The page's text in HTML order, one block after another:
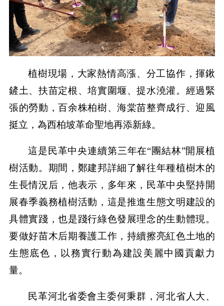
植樹現場，大家熱情高漲、分工協作，揮鍬
鏟土、扶苗定根、培實圍堰、提水澆灌。經過緊
張的勞動，百余株柏樹、海棠苗整齊成行、迎風
挺立，為西柏坡革命聖地再添新綠。
這是民革中央連續第三年在“團結林”開展植
樹活動。期間，鄭建邦詳細了解往年種植樹木的
生長情況后，他表示，多年來，民革中央堅持開
展春季義務植樹活動，這是推進生態文明建設的
具體實踐，也是踐行綠色發展理念的生動體現。
要做好苗木后期養護工作，持續擦亮紅色土地的
生態底色，以務實行動為建設美麗中國貢獻力
量。
民革河北省委會主委何秉群，河北省人大、